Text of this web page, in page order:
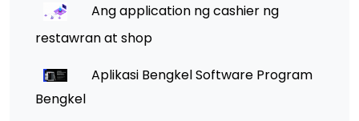
Ang application ng cashier ng
restawran at shop
Aplikasi Bengkel Software Program
Bengkel